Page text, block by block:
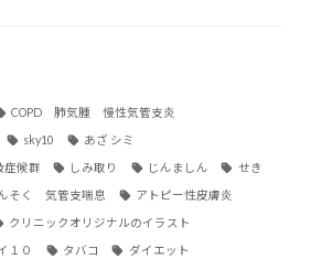
COPD 肺気腫 慢性気管支炎
sky10 あざ シミ
候群 しみ取り じんましん せき
そく 気管支喘息 アトピー性皮膚炎
クリニックオリジナルのイラスト
１０ タバコ ダイエット